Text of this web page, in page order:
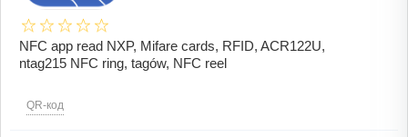
NFC app read NXP, Mifare cards, RFID, ACR122U,
ntag215 NFC ring, tagów, NFC reel
QR-код